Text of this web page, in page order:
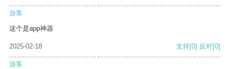
游客
这个是app神器
2025-02-18 支持[0] 反对[0]
游客